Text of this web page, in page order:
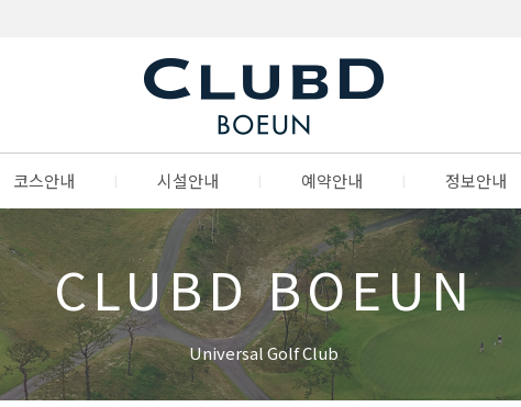
코스안내 시설안내 예약안내 정보안내
CLUBD BOEUN
Universal Golf Club